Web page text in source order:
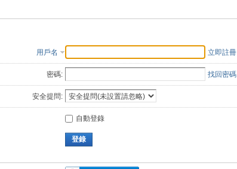
用戶名 立即註冊
密碼: 找回密碼
安全提問:
自動登錄
登錄